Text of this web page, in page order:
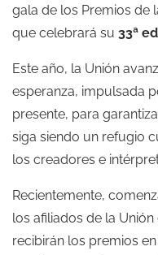
gala de los Premios de
que celebrará su 33ª
Este año, la Unión
esperanza, impulsada
presente, para
siga siendo un refugio
los creadores e
Recientemente,
los afiliados de la Unión
recibirán los premios